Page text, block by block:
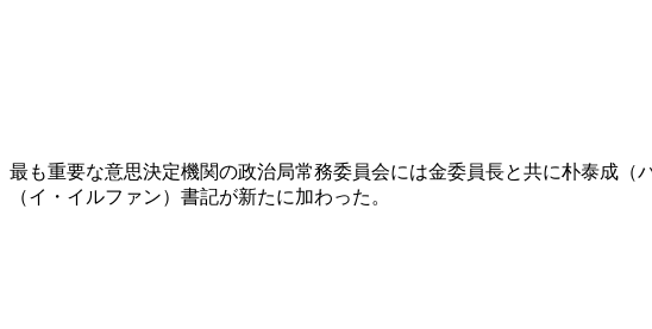
最も重要な意思決定機関の政治局常務委員会には金委員長と共に朴泰成
（イ・イルファン）書記が新たに加わった。